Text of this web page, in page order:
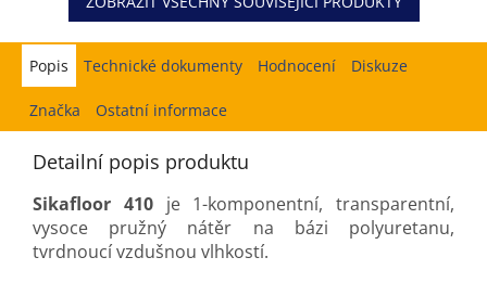
Popis Hodnocení Diskuze
Značka Ostatní informace
Detailní popis produktu
Sikafloor 410je 1-komponentní, transparentní,
vysoce pružný nátěr na bázi polyuretanu,
tvrdnoucí vzdušnou vlhkostí.